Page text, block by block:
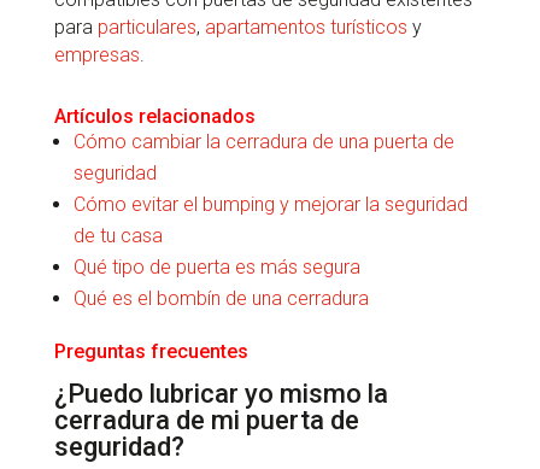
para particulares, apartamentos turísticos y
empresas.
Artículos relacionados
Cómo cambiar la cerradura de una puerta de
seguridad
Cómo evitar el bumping y mejorar la seguridad
de tu casa
Qué tipo de puerta es más segura
Qué es el bombín de una cerradura
Preguntas frecuentes
¿Puedo lubricar yo mismo la
cerradura de mi puerta de
seguridad?